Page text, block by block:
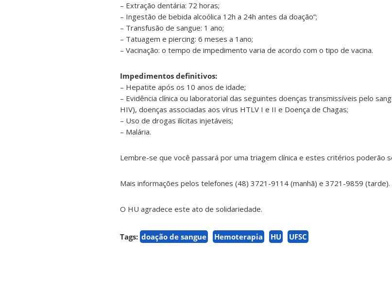
– Extração dentária: 72 horas;
– Ingestão de bebida alcoólica 12h a 24h antes da doação”;
– Transfusão de sangue: 1 ano;
– Tatuagem e piercing: 6 meses a 1ano;
– Vacinação: o tempo de impedimento varia de acordo com o tipo de vacina.
Impedimentos definitivos:
– Hepatite após os 10 anos de idade;
– Evidência clínica ou laboratorial das seguintes doenças transmissíveis pelo
HIV), doenças associadas aos vírus HTLV I e II e Doença de Chagas;
– Uso de drogas ilícitas injetáveis;
– Malária.
Lembre-se que você passará por uma triagem clínica e estes critérios poderão
Mais informações pelos telefones (48) 3721-9114 (manhã) e 3721-9859 (tarde).
O HU agradece este ato de solidariedade.
Tags: doação de sangue Hemoterapia HU UFSC